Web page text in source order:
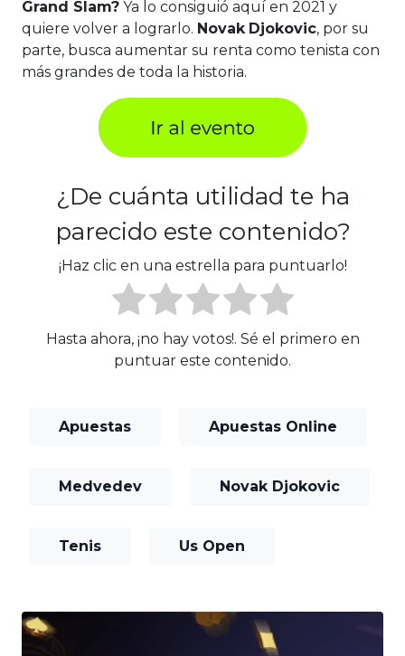
Grand Slam? Ya lo consiguió aquí en 2021 y
quiere volver a lograrlo. Novak Djokovic, por su
parte, busca aumentar su renta como tenista con
más grandes de toda la historia.
¿De cuánta utilidad te ha
parecido este contenido?
¡Haz clic en una estrella para puntuarlo!
Hasta ahora, ¡no hay votos!. Sé el primero en
puntuar este contenido.
Apuestas Apuestas Online
Medvedev Novak Djokovic
Tenis Us Open